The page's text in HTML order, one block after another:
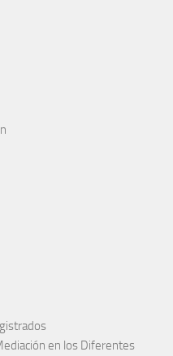
en los Diferentes